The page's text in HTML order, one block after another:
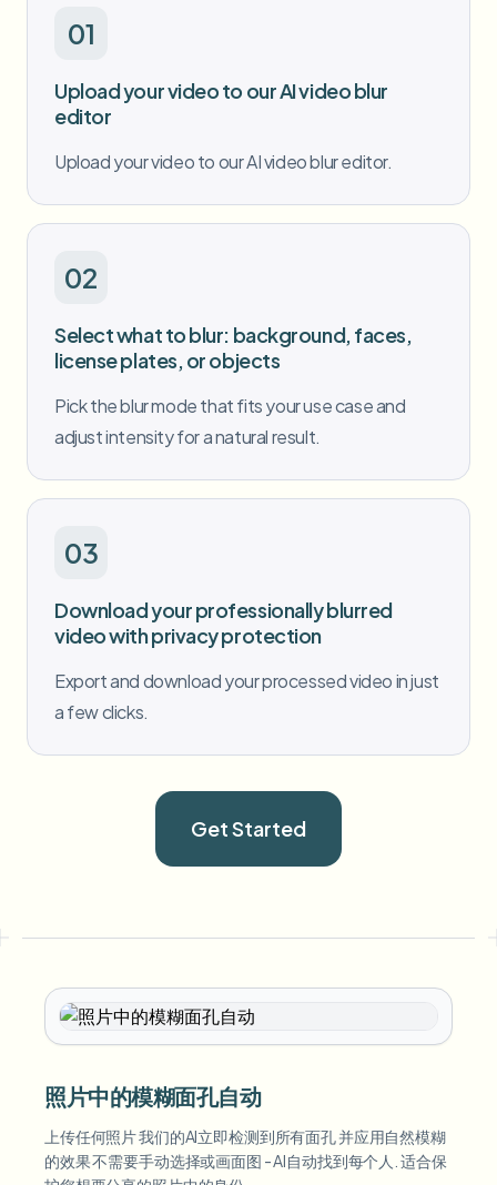
视频智能
一次处理多个视频
企业区域、策略和审核
API 和 SDK
联系表单
视频智能
批量背景移除
01
Upload your video to our AI video blur
editor
Upload your video to our AI video blur editor.
02
Select what to blur: background, faces,
license plates, or objects
Pick the blur mode that fits your use case and
adjust intensity for a natural result.
03
Download your professionally blurred
video with privacy protection
Export and download your processed video in just
a few clicks.
Get Started
照片中的模糊面孔自动
上传任何照片 我们的AI立即检测到所有面孔 并应用自然模糊
的效果 不需要手动选择或画面图 - AI自动找到每个人. 适合保